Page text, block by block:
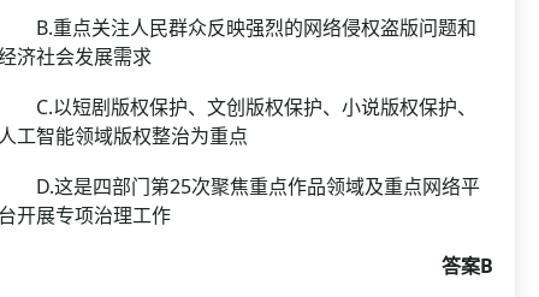
重点关注人民群众反映强烈的网络侵权盗版问题和
济社会发展需求
以短剧版权保护、文创版权保护、小说版权保护、
工智能领域版权整治为重点
这是四部门第25次聚焦重点作品领域及重点网络平
开展专项治理工作
答案B